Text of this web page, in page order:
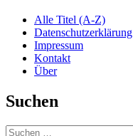
Alle Titel (A-Z)
Datenschutzerklärung
Impressum
Kontakt
Über
Suchen
Suchen